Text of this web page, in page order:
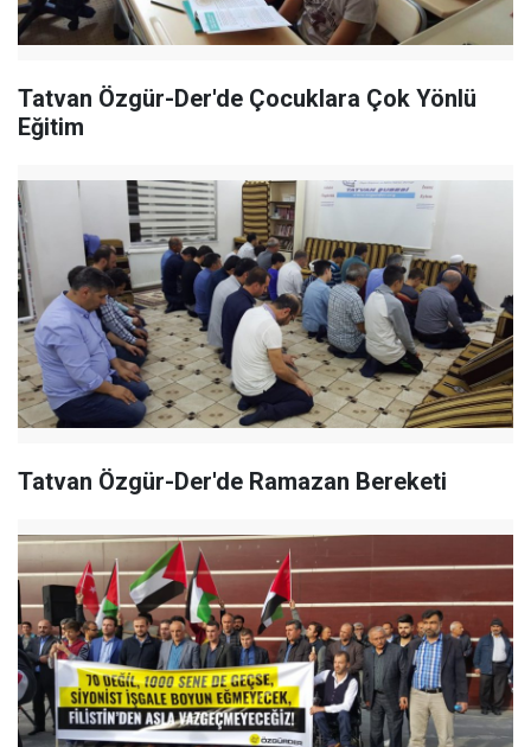
Tatvan Özgür-Der'de Çocuklara Çok Yönlü
Eğitim
Tatvan Özgür-Der'de Ramazan Bereketi